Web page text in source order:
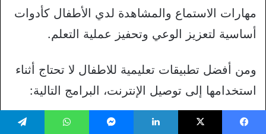
مهارات الاستماع والمشاهدة لدي الأطفال كأدوات
أساسية لتعزيز الوعي وتحفيز عملية التعلم.
ومن أفضل تطبيقات تعليمية للاطفال لا تحتاج أثناء
استخدامها إلى توصيل الإنترنت، البرامج التالية:
برامج تعليمية مجانية للأطفال مدرس القرآن